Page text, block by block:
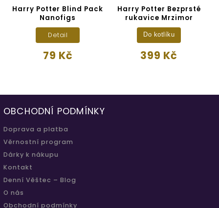
Harry Potter Blind Pack
Nanofigs
79 Kč
Detail
Harry Potter Bezprsté
rukavice Mrzimor
399 Kč
Do kotlíku
OBCHODNÍ PODMÍNKY
Doprava a platba
Věrnostní program
Dárky k nákupu
Kontakt
Denní Věštec – Blog
O nás
Obchodní podmínky